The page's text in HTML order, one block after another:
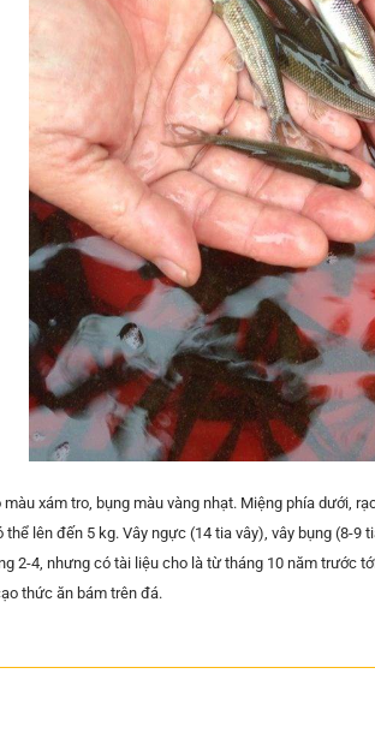
màu xám tro, bụng màu vàng nhạt. Miệng phía dưới,
lên đến 5 kg. Vây ngực (14 tia vây), vây bụng (8-9
2-4, nhưng có tài liệu cho là từ tháng 10 năm trước
thức ăn bám trên đá.